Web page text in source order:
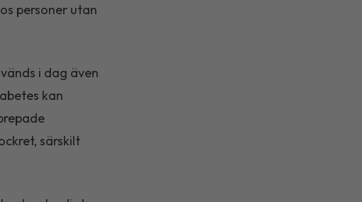
personer utan
i dag även
kan
särskilt